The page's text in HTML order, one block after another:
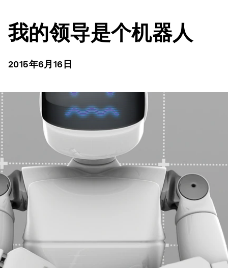
我的领导是个机器人
2015年6月16日